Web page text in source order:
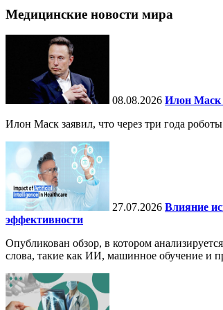
Медицинские новости мира
08.08.2026 Илон Маск
Илон Маск заявил, что через три года
27.07.2026 Влияние
эффективности
Опубликован обзор, в котором
слова, такие как ИИ, машинное обучение и